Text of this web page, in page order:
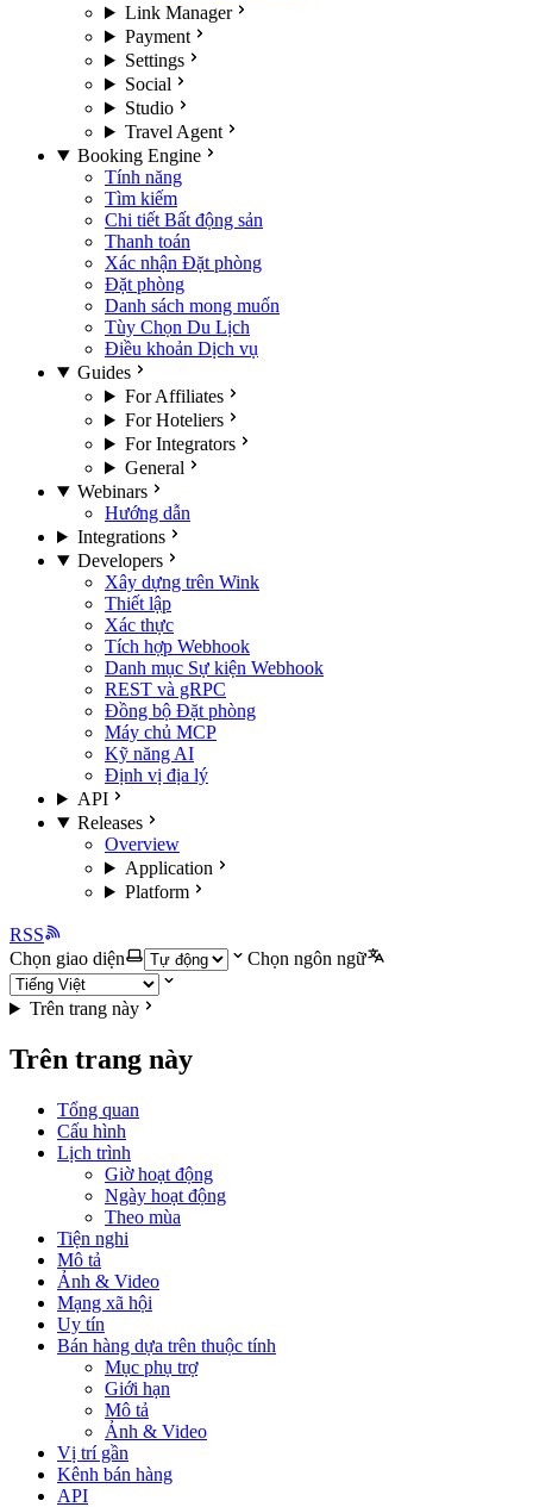
Link Manager
Payment
Settings
Social
Studio
Travel Agent
Booking Engine
Tính năng
Tìm kiếm
Chi tiết Bất động sản
Thanh toán
Xác nhận Đặt phòng
Đặt phòng
Danh sách mong muốn
Tùy Chọn Du Lịch
Điều khoản Dịch vụ
Guides
For Affiliates
For Hoteliers
For Integrators
General
Webinars
Hướng dẫn
Integrations
Developers
Xây dựng trên Wink
Thiết lập
Xác thực
Tích hợp Webhook
Danh mục Sự kiện Webhook
REST và gRPC
Đồng bộ Đặt phòng
Máy chủ MCP
Kỹ năng AI
Định vị địa lý
API
Releases
Overview
Application
Platform
RSS
Chọn giao diện
Chọn ngôn ngữ
Trên trang này
Trên trang này
Tổng quan
Cấu hình
Lịch trình
Giờ hoạt động
Ngày hoạt động
Theo mùa
Tiện nghi
Mô tả
Ảnh & Video
Mạng xã hội
Uy tín
Bán hàng dựa trên thuộc tính
Mục phụ trợ
Giới hạn
Mô tả
Ảnh & Video
Vị trí gần
Kênh bán hàng
API